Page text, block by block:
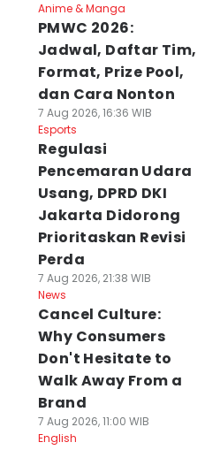
Anime & Manga
PMWC 2026:
Jadwal, Daftar Tim,
Format, Prize Pool,
dan Cara Nonton
7 Aug 2026, 16:36 WIB
Esports
Regulasi
Pencemaran Udara
Usang, DPRD DKI
Jakarta Didorong
Prioritaskan Revisi
Perda
7 Aug 2026, 21:38 WIB
News
Cancel Culture:
Why Consumers
Don't Hesitate to
Walk Away From a
Brand
7 Aug 2026, 11:00 WIB
English